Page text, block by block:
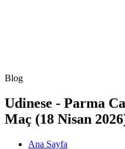
Blog
Udinese - Parma
Maç (18 Nisan
Ana Sayfa